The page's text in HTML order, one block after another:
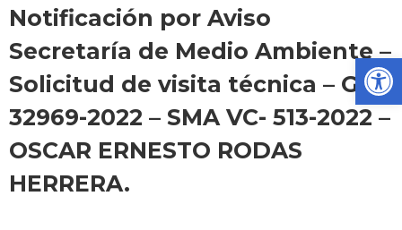
Notificación por Aviso
Secretaría de Medio Ambiente –
Solicitud de visita técnica – GED
32969-2022 – SMA VC- 513-2022 –
OSCAR ERNESTO RODAS
HERRERA.